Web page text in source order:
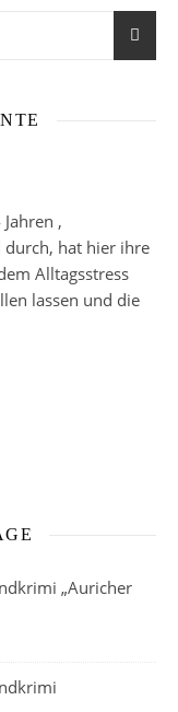
,
hat hier ihre
Alltagsstress
lassen und die
„Auricher